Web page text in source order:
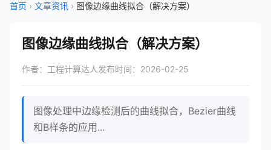
首页 › 文章资讯 › 图像边缘曲线拟合（解决方案）
图像边缘曲线拟合（解决方案）
作者：工程计算达人 发布时间：2026-02-25
图像处理中边缘检测后的曲线拟合，Bezier曲线
和B样条的应用...